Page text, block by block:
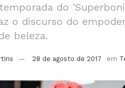
do
o discurso do
beleza.
28 de agosto de 2017 em